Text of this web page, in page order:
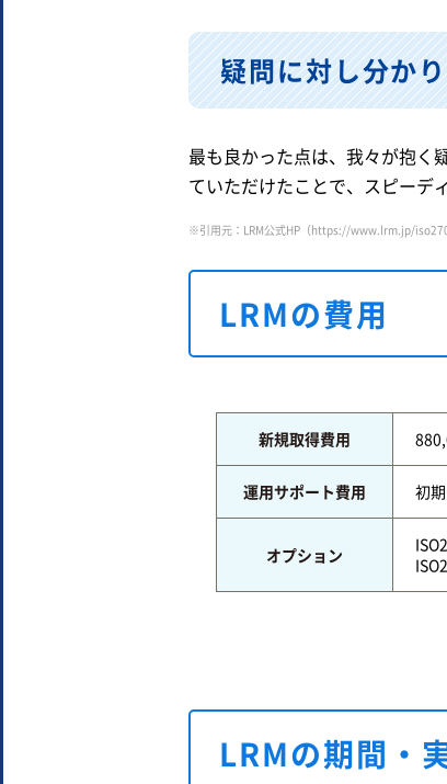
疑問に対し分か
最も良かった点は、我々が抱く
ていただけたことで、スピーデ
※引用元：LRM公式HP（https://www.lrm.jp/
LRMの費用
新規取得費用
運用サポート費用 初
オプション
LRMの期間・